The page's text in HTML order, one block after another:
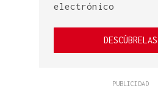
electrónico
DESCÚBRELAS